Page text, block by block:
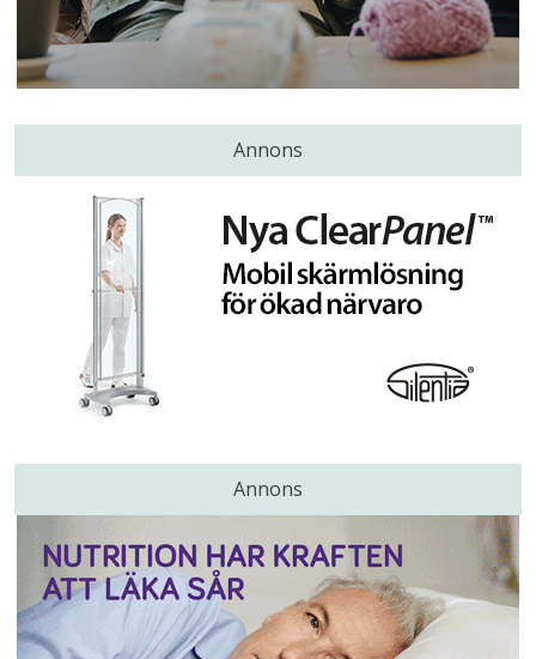
Annons
Annons